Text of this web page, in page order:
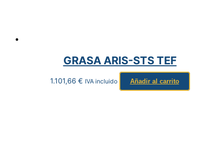
GRASA ARIS-STS TEF
1.101,66 € IVA incluido Añadir al carrito